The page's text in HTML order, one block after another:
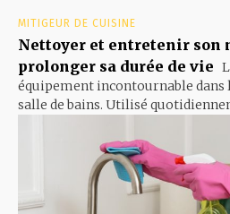
MITIGEUR DE CUISINE
Nettoyer et entretenir son
prolonger sa durée de vie
équipement incontournable dans
salle de bains. Utilisé